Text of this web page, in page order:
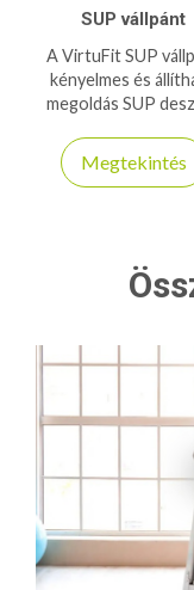
SUP vállpánt
A VirtuFit SUP
kényelmes és
megoldás SUP
kialakítás, egyszerű
és kényelmes
Megtekintés